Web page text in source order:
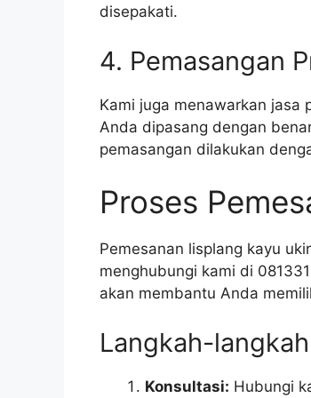
disepakati.
4. Pemasangan
Kami juga menawarkan jasa
Anda dipasang dengan
pemasangan dilakukan
Proses
Pemesanan lisplang kayu
menghubungi kami di
akan membantu Anda
Langkah-
Konsultasi: Hubungi